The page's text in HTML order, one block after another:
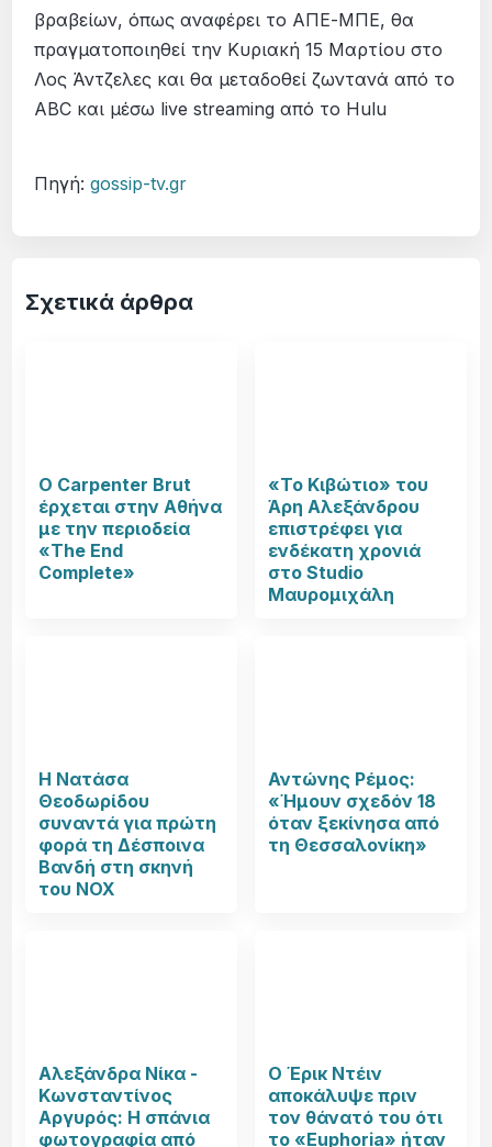
βραβείων, όπως αναφέρει το ΑΠΕ-ΜΠΕ, θα
πραγματοποιηθεί την Κυριακή 15 Μαρτίου στο
Λος Άντζελες και θα μεταδοθεί ζωντανά από το
ABC και μέσω live streaming από το Hulu
Πηγή:gossip-tv.gr
Σχετικά άρθρα
Ο Carpenter Brut
έρχεται στην Αθήνα
με την περιοδεία
«The End
Complete»
«Το Κιβώτιο» του
Άρη Αλεξάνδρου
επιστρέφει για
ενδέκατη χρονιά
στο Studio
Μαυρομιχάλη
Η Νατάσα
Θεοδωρίδου
συναντά για πρώτη
φορά τη Δέσποινα
Βανδή στη σκηνή
του NOX
Αντώνης Ρέμος:
«Ήμουν σχεδόν 18
όταν ξεκίνησα από
τη Θεσσαλονίκη»
Αλεξάνδρα Νίκα -
Κωνσταντίνος
Αργυρός: Η σπάνια
φωτογραφία από
Ο Έρικ Ντέιν
αποκάλυψε πριν
τον θάνατό του ότι
το «Euphoria» ήταν